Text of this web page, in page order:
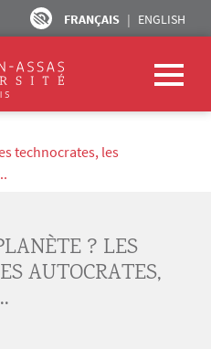
FRANÇAIS ENGLISH
technocrates, les
? LES
AUTOCRATES,